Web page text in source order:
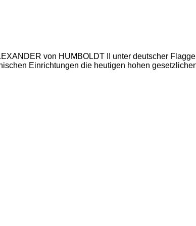
von HUMBOLDT II unter deutscher
Einrichtungen die heutigen hohen